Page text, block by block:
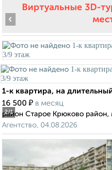
Виртуальные 3D-
2/1
‹
1-к квартира, на
16 500 ₽ в месяц
район Старое Крюково
Агентство, 04.08.2026